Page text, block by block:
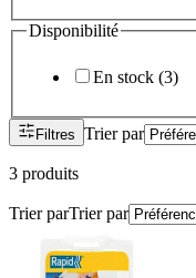
Disponibilité
En stock (3)
Filtres Trier par
3 produits
Trier parTrier par